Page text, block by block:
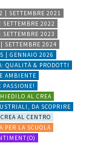
| SETTEMBRE 2021
SETTEMBRE 2022
SETTEMBRE 2023
SETTEMBRE 2024
| GENNAIO 2026
QUALITÀ & PRODOTTI
AMBIENTE
PASSIONE!
AL CREA
DA SCOPRIRE
CREA AL CENTRO
PER LA SCUOLA